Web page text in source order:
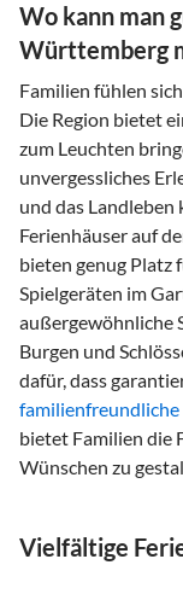
Wo kann man
Württemberg
Familien fühlen
Die Region bietet
zum Leuchten
unvergessliches
und das
Ferienhäuser auf
bieten genug Platz
Spielgeräten im
außergewöhnliche
Burgen und
dafür, dass
bietet Familien die
Wünschen zu
Vielfältige